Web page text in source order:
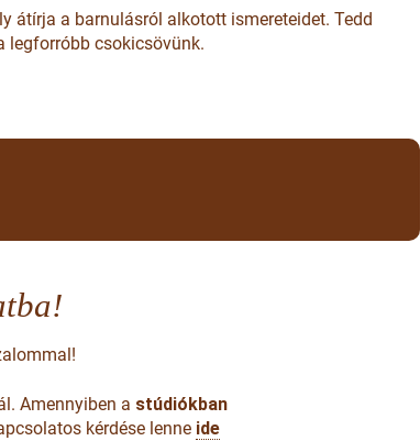
átírja a barnulásról alkotott ismereteidet. Tedd
legforróbb csokicsövünk.
Amennyiben a stúdiókban
kérdése lenne ide